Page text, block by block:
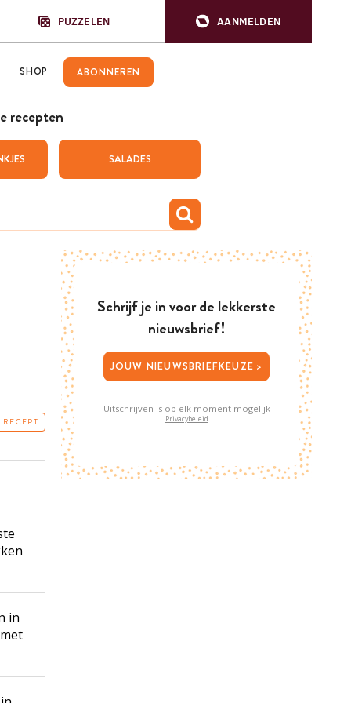
PUZZELEN AANMELDEN
SHOP ABONNEREN
recepten
SALADES
in
Schrijf je in voor de lekkerste
nieuwsbrief!
JOUW NIEUWSBRIEFKEUZE >
Uitschrijven is op elk moment mogelijk
Privacybeleid